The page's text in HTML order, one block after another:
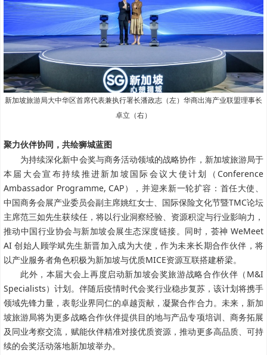
新加坡旅游局大中华区首席代表兼执行署长潘政志（左） 华商出海产业联盟理事长
卓立（右）
聚力伙伴协同，共绘狮城蓝图
为持续深化新中会奖与商务活动领域的战略协作，新加坡旅游局于
本届大会宣布持续推进新加坡国际会议大使计划（Conference
Ambassador Programme, CAP），并迎来新一轮扩容：首任大使、
中国商务会展产业委员会副主席姚红女士、国际保险文化节暨TMC论坛
主席范三如先生获续任，将以行业洞察经验、资源积淀与行业影响力，
推动中国行业协会与新加坡会展生态深度链接。同时，荟神 WeMeet
AI 创始人顾学斌先生新晋加入成为大使，作为未来长期合作伙伴，将
以产业服务者角色积极为新加坡与优质MICE资源互联搭建桥梁。
此外，本届大会上再度启动新加坡会奖旅游战略合作伙伴（M&I
Specialists）计划。伴随后疫情时代会奖行业稳步复苏，该计划将携手
领域先锋力量，表彰业界同仁的卓越贡献，凝聚合作合力。未来，新加
坡旅游局将为更多战略合作伙伴提供目的地与产品专项培训、商务拓展
及同业考察交流，赋能伙伴精准对接优质资源，推动更多高品质、可持
续的会奖活动落地新加坡举办。